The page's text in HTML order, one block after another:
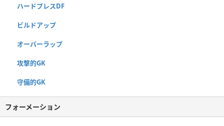
ハードプレスDF
ビルドアップ
オーバーラップ
攻撃的GK
守備的GK
フォーメーション